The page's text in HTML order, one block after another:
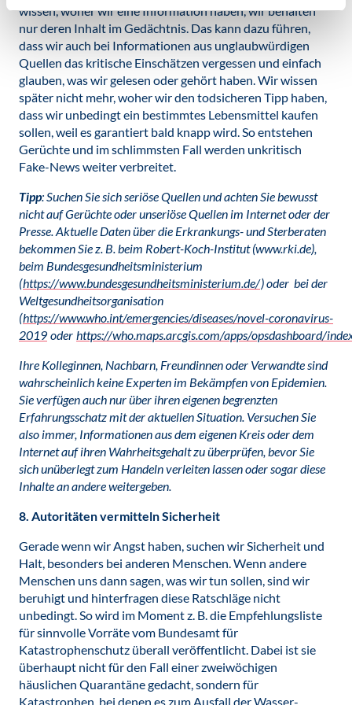
wissen, woher wir eine Information haben, wir behalten
nur deren Inhalt im Gedächtnis. Das kann dazu führen,
dass wir auch bei Informationen aus unglaubwürdigen
Quellen das kritische Einschätzen vergessen und einfach
glauben, was wir gelesen oder gehört haben. Wir wissen
später nicht mehr, woher wir den todsicheren Tipp haben,
dass wir unbedingt ein bestimmtes Lebensmittel kaufen
sollen, weil es garantiert bald knapp wird. So entstehen
Gerüchte und im schlimmsten Fall werden unkritisch
Fake-News weiter verbreitet.
Tipp: Suchen Sie sich seriöse Quellen und achten Sie bewusst
nicht auf Gerüchte oder unseriöse Quellen im Internet oder der
Presse. Aktuelle Daten über die Erkrankungs- und Sterberaten
bekommen Sie z. B. beim Robert-Koch-Institut (www.rki.de),
beim Bundesgesundheitsministerium
(https://www.bundesgesundheitsministerium.de/) oder bei der
Weltgesundheitsorganisation
(https://www.who.int/emergencies/diseases/novel-coronavirus-
2019 oder https://who.maps.arcgis.com/apps/opsdashboard/
Ihre Kolleginnen, Nachbarn, Freundinnen oder Verwandte sind
wahrscheinlich keine Experten im Bekämpfen von Epidemien.
Sie verfügen auch nur über ihren eigenen begrenzten
Erfahrungsschatz mit der aktuellen Situation. Versuchen Sie
also immer, Informationen aus dem eigenen Kreis oder dem
Internet auf ihren Wahrheitsgehalt zu überprüfen, bevor Sie
sich unüberlegt zum Handeln verleiten lassen oder sogar diese
Inhalte an andere weitergeben.
8. Autoritäten vermitteln Sicherheit
Gerade wenn wir Angst haben, suchen wir Sicherheit und
Halt, besonders bei anderen Menschen. Wenn andere
Menschen uns dann sagen, was wir tun sollen, sind wir
beruhigt und hinterfragen diese Ratschläge nicht
unbedingt. So wird im Moment z. B. die Empfehlungsliste
für sinnvolle Vorräte vom Bundesamt für
Katastrophenschutz überall veröffentlicht. Dabei ist sie
überhaupt nicht für den Fall einer zweiwöchigen
häuslichen Quarantäne gedacht, sondern für
Katastrophen, bei denen es zum Ausfall der Wasser-,